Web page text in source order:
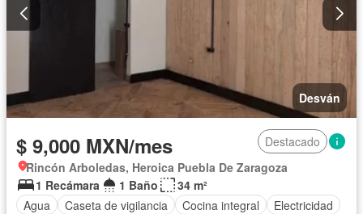
Desván
$ 9,000 MXN/mes
Destacado
Rincón Arboledas, Heroica Puebla De Zaragoza
1 Recámara
1 Baño
34 m²
Agua
Caseta de vigilancia Cocina integral
Electricidad